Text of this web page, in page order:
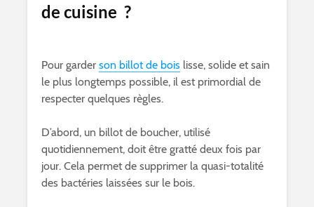
de cuisine ?
Pour garder son billot de bois lisse, solide et sain
le plus longtemps possible, il est primordial de
respecter quelques règles.
D’abord, un billot de boucher, utilisé
quotidiennement, doit être gratté deux fois par
jour. Cela permet de supprimer la quasi-totalité
des bactéries laissées sur le bois.